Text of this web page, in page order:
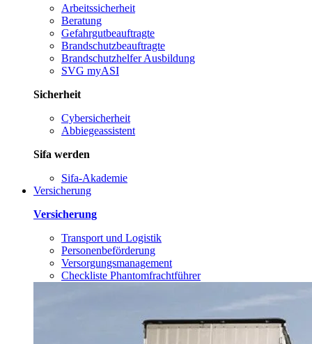
Arbeitssicherheit
Beratung
Gefahrgutbeauftragte
Brandschutzbeauftragte
Brandschutzhelfer Ausbildung
SVG myASI
Sicherheit
Cybersicherheit
Abbiegeassistent
Sifa werden
Sifa-Akademie
Versicherung
Versicherung
Transport und Logistik
Personenbeförderung
Versorgungsmanagement
Checkliste Phantomfrachtführer